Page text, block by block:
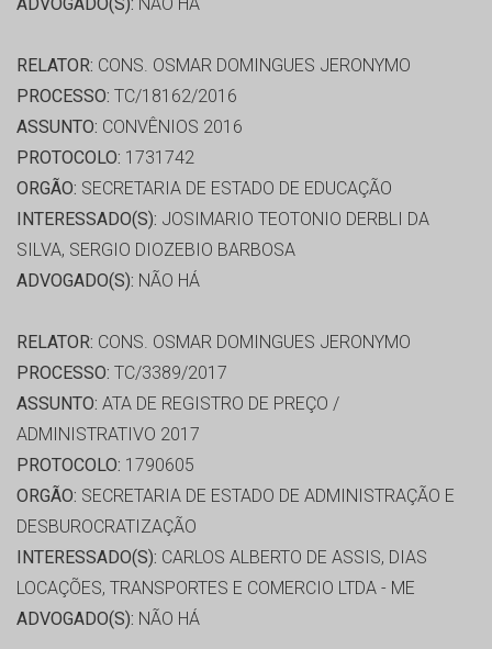
ADVOGADO(S): NÃO HÁ
RELATOR: CONS. OSMAR DOMINGUES JERONYMO
PROCESSO: TC/18162/2016
ASSUNTO: CONVÊNIOS 2016
PROTOCOLO: 1731742
ORGÃO: SECRETARIA DE ESTADO DE EDUCAÇÃO
INTERESSADO(S): JOSIMARIO TEOTONIO DERBLI DA
SILVA, SERGIO DIOZEBIO BARBOSA
ADVOGADO(S): NÃO HÁ
RELATOR: CONS. OSMAR DOMINGUES JERONYMO
PROCESSO: TC/3389/2017
ASSUNTO: ATA DE REGISTRO DE PREÇO /
ADMINISTRATIVO 2017
PROTOCOLO: 1790605
ORGÃO: SECRETARIA DE ESTADO DE ADMINISTRAÇÃO E
DESBUROCRATIZAÇÃO
INTERESSADO(S): CARLOS ALBERTO DE ASSIS, DIAS
LOCAÇÕES, TRANSPORTES E COMERCIO LTDA - ME
ADVOGADO(S): NÃO HÁ